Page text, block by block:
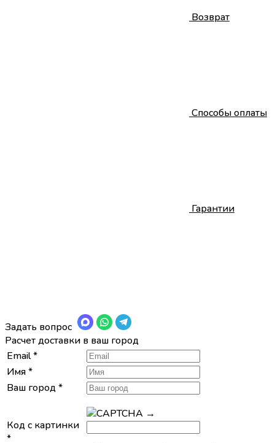
Возврат
Способы оплаты
Гарантии
Задать вопрос
Расчет доставки в ваш город
Email*
Имя*
Ваш город*
Код с картинки
*
→